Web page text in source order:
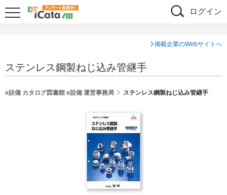
ログイン
掲載企業のWebサイトへ
ステンレス鋼製ねじ込み管継手
e設備 カタログ図書館 e設備 運営事務局 ステンレス鋼製ねじ込み管継手